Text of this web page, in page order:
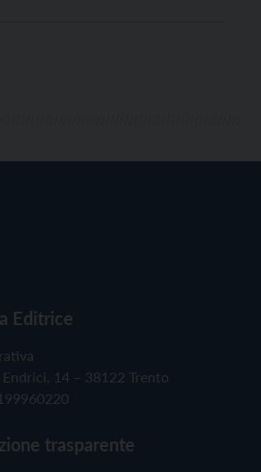
Editrice
14 – 38122 Trento
trasparente